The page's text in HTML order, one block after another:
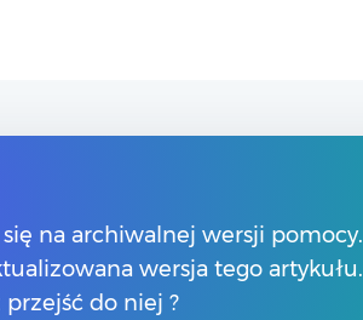
Numery telefonów
Znajdź Partnera Comarch
na archiwalnej wersji pomocy.
wersja tego artykułu.
przejść do niej ?